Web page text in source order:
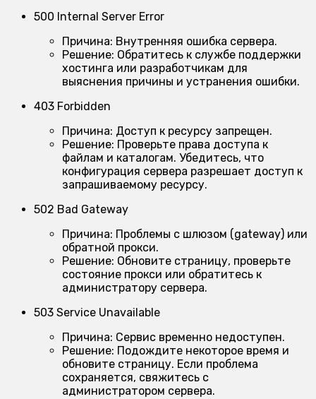
500 Internal Server Error
Причина: Внутренняя ошибка сервера.
Решение: Обратитесь к службе поддержки
хостинга или разработчикам для
выяснения причины и устранения ошибки.
403 Forbidden
Причина: Доступ к ресурсу запрещен.
Решение: Проверьте права доступа к
файлам и каталогам. Убедитесь, что
конфигурация сервера разрешает доступ к
запрашиваемому ресурсу.
502 Bad Gateway
Причина: Проблемы с шлюзом (gateway) или
обратной прокси.
Решение: Обновите страницу, проверьте
состояние прокси или обратитесь к
администратору сервера.
503 Service Unavailable
Причина: Сервис временно недоступен.
Решение: Подождите некоторое время и
обновите страницу. Если проблема
сохраняется, свяжитесь с
администратором сервера.